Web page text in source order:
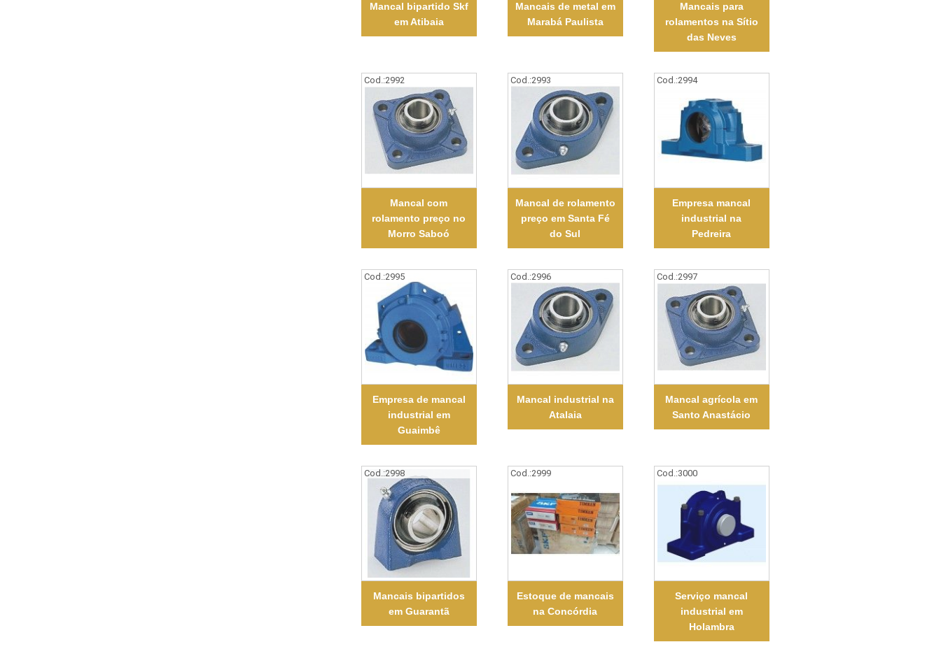
Mancal bipartido Skf
em Atibaia
Mancais de metal em
Marabá Paulista
Mancais para
rolamentos na Sítio
das Neves
Cod.:2992
Mancal com
rolamento preço no
Morro Saboó
Cod.:2993
Mancal de rolamento
preço em Santa Fé
do Sul
Cod.:2994
Empresa mancal
industrial na
Pedreira
Cod.:2995
Empresa de mancal
industrial em
Guaimbê
Cod.:2996
Mancal industrial na
Atalaia
Cod.:2997
Mancal agrícola em
Santo Anastácio
Cod.:2998
Mancais bipartidos
em Guarantã
Cod.:2999
Estoque de mancais
na Concórdia
Cod.:3000
Serviço mancal
industrial em
Holambra